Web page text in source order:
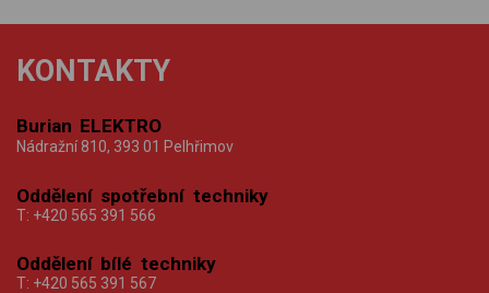
KONTAKTY
Burian ELEKTRO
Nádražní 810, 393 01 Pelhřimov
Oddělení spotřební techniky
T: +420 565 391 566
Oddělení bílé techniky
T: +420 565 391 567